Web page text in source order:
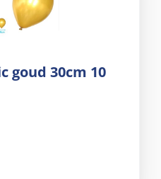
goud 30cm 10